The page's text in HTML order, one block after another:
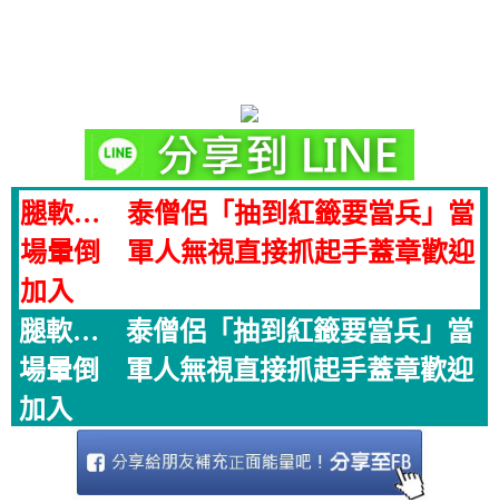
腿軟… 泰僧侶「抽到紅籤要當兵」當
場暈倒 軍人無視直接抓起手蓋章歡迎
加入
腿軟… 泰僧侶「抽到紅籤要當兵」當
場暈倒 軍人無視直接抓起手蓋章歡迎
加入